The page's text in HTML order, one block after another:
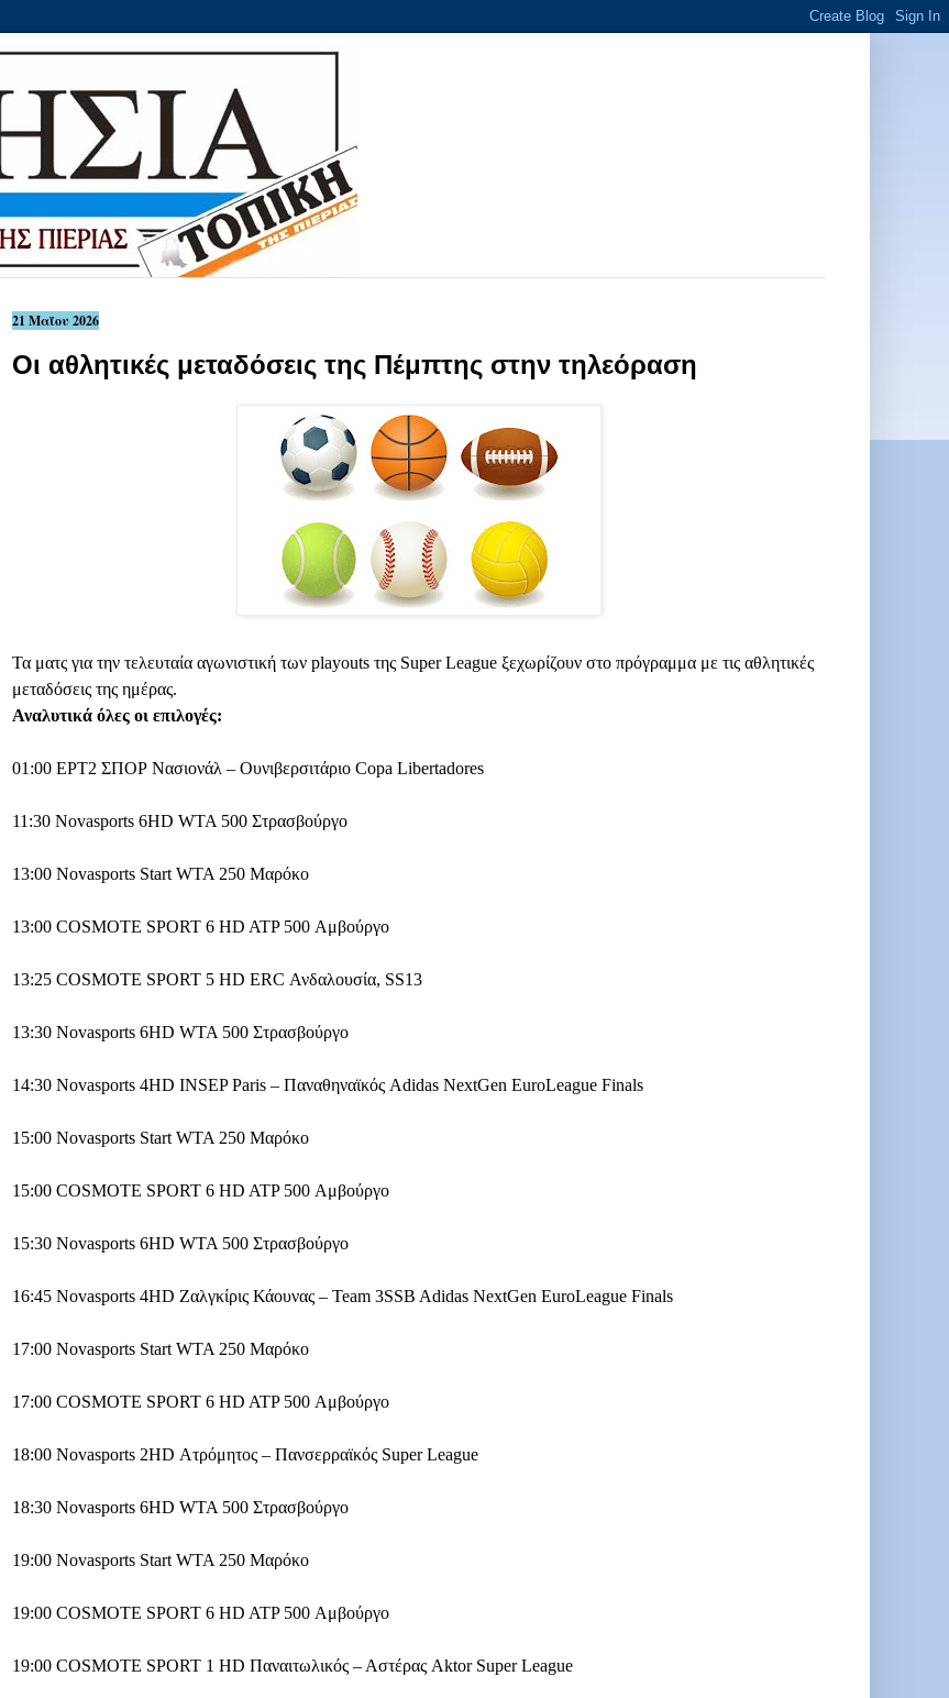
21 Μαΐου 2026
Οι αθλητικές μεταδόσεις της Πέμπτης στην τηλεόραση
Τα ματς για την τελευταία αγωνιστική των playouts της Super League ξεχωρίζουν στο πρόγραμμα με τις αθλητικές
μεταδόσεις της ημέρας.
Αναλυτικά όλες οι επιλογές:
01:00 ΕΡΤ2 ΣΠΟΡ Νασιονάλ – Ουνιβερσιτάριο Copa Libertadores
11:30 Novasports 6HD WTA 500 Στρασβούργο
13:00 Novasports Start WTA 250 Μαρόκο
13:00 COSMOTE SPORT 6 HD ATP 500 Αμβούργο
13:25 COSMOTE SPORT 5 HD ERC Ανδαλουσία, SS13
13:30 Novasports 6HD WTA 500 Στρασβούργο
14:30 Novasports 4HD INSEP Paris – Παναθηναϊκός Adidas NextGen EuroLeague Finals
15:00 Novasports Start WTA 250 Μαρόκο
15:00 COSMOTE SPORT 6 HD ATP 500 Αμβούργο
15:30 Novasports 6HD WTA 500 Στρασβούργο
16:45 Novasports 4HD Ζαλγκίρις Κάουνας – Team 3SSB Adidas NextGen EuroLeague Finals
17:00 Novasports Start WTA 250 Μαρόκο
17:00 COSMOTE SPORT 6 HD ATP 500 Αμβούργο
18:00 Novasports 2HD Ατρόμητος – Πανσερραϊκός Super League
18:30 Novasports 6HD WTA 500 Στρασβούργο
19:00 Novasports Start WTA 250 Μαρόκο
19:00 COSMOTE SPORT 6 HD ATP 500 Αμβούργο
19:00 COSMOTE SPORT 1 HD Παναιτωλικός – Αστέρας Aktor Super League